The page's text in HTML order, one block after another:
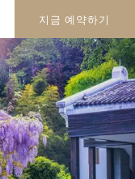
지금 예약하기